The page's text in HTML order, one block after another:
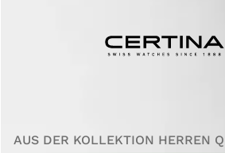
AUS DER KOLLEKTION HERREN